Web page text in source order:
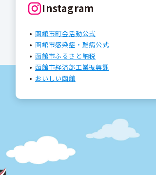
Instagram
函館市町会活動公式
函館市感染症・難病公式
函館市ふるさと納税
函館市経済部工業振興課
おいしい函館